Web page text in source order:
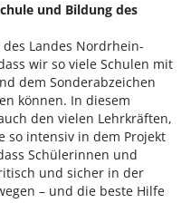
und Bildung des
Landes Nordrhein-
wir so viele Schulen mit
dem Sonderabzeichen
können. In diesem
den vielen Lehrkräften,
so intensiv in dem Projekt
Schülerinnen und
und sicher in der
– und die beste Hilfe